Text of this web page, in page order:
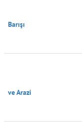
Barışı
ve Arazi